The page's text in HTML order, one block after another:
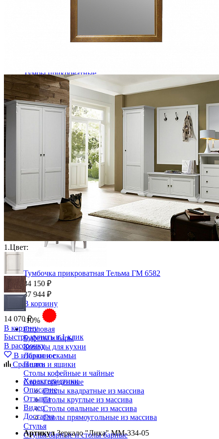
Решетки и настилы под матрас
Тумбы прикроватные
Шкафы для одежды
Антресоли на шкаф
Полки и ящики в шкаф для одежды
Шкаф 1-дверный для одежды и белья
Шкафы 2-х дверные для одежды и белья
Шкафы 3-х дверные для одежды и белья
Шкафы 4-х дверные для одежды и белья
Шкафы 5-ти дверные для одежды и белья
Шкафы 6-ти дверные для одежды и белья
Шкафы купе для одежды и белья
Шкафы угловые для одежды и белья
Ящики и короба
Тумбочка прикроватная Тельма ГМ 6582
34 150 ₽
37 944 ₽
В корзину
-10%
Столовая
Буфеты и бары
Комоды для кухни
Лавки и скамьи
Полки и ящики
Столы кофейные и чайные
Столы обеденные
Столы квадратные из массива
Столы круглые из массива
Столы овальные из массива
Столы прямоугольные из массива
Стулья
Стулья барные и столы барные
1.Цвет:
14 070 ₽
В корзину
Быстро купить в 1 клик
В рассрочку
В избранное
Сравнить
Характеристики
Описание
Отзывы
Видео
Доставка
Артикул Зеркало "Лика" ММ-334-05